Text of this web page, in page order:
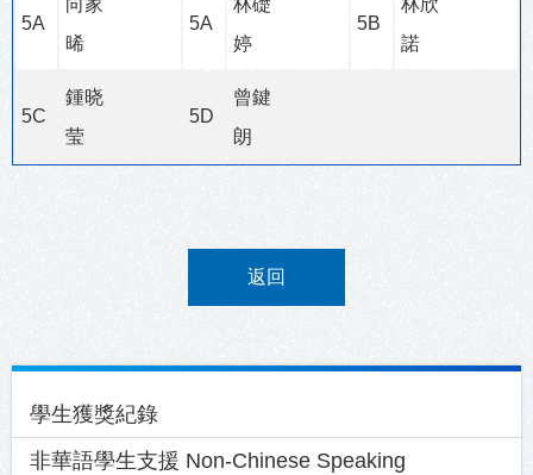
5A
向家
晞
5A
林礎
婷
5B
林欣
諾
5C
鍾晓
莹
5D
曾鍵
朗
返回
navigation
學生獲獎紀錄
非華語學生支援 Non-Chinese Speaking